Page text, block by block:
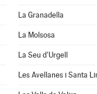
La Granadella
La Molsosa
La Seu d'Urgell
Les Avellanes i Santa